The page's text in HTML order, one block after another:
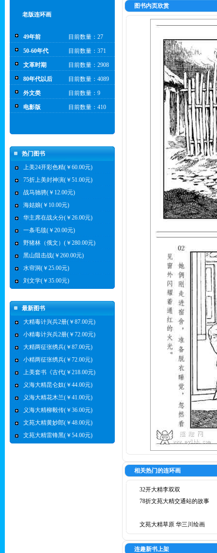
老版连环画
49年前 目前数量：27
50-60年代 目前数量：371
文革时期 目前数量：2908
80年代以后 目前数量：4089
外文类 目前数量：9
电影版 目前数量：410
热门图书
上美24开彩色精(￥60.00元)
75折上美封神演(￥51.00元)
战马驰骋(￥12.00元)
海姑娘(￥10.00元)
华主席在战火分(￥26.00元)
一条毛毯(￥20.00元)
野猪林（俄文）(￥280.00元)
黑山阻击战(￥260.00元)
水帘洞(￥25.00元)
刘文学(￥35.00元)
最新图书
大精毒计兴兵2册(￥87.00元)
小精毒计兴兵2册(￥72.00元)
大精两征张绣兵(￥87.00元)
小精两征张绣兵(￥72.00元)
上美套书《古代(￥218.00元)
义海大精昆仑奴(￥44.00元)
义海大精花木兰(￥41.00元)
义海大精柳毅传(￥36.00元)
文苑大精黄妙郎(￥48.00元)
文苑大精雷锋黑(￥54.00元)
图书内页欣赏
相关热门的连环画
32开大精李双双
78折文苑大精交通站的故事
文苑大精草原 华三川绘画
连趣新书上架